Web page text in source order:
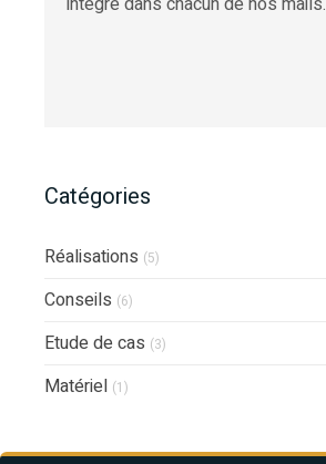
Catégories
Réalisations (5)
Conseils (6)
Etude de cas (3)
Matériel (1)